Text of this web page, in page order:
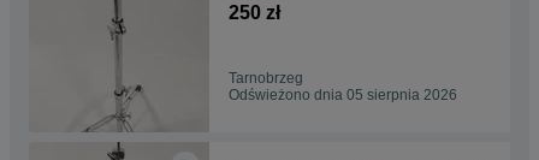
250 zł
Tarnobrzeg
Odświeżono dnia 05 sierpnia 2026